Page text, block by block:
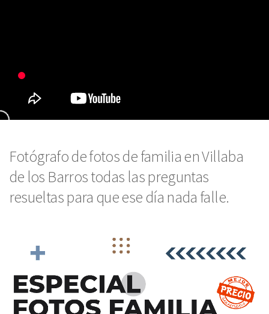
Fotógrafo de fotos de familia en Villaba
de los Barros todas las preguntas
resueltas para que ese día nada falle.